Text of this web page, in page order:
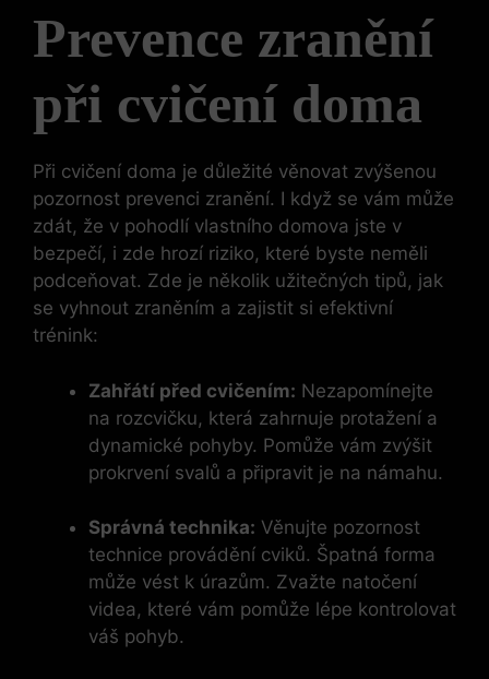
Prevence zranění
při cvičení doma
Při cvičení doma je důležité věnovat zvýšenou
pozornost prevenci zranění. I když se vám může
zdát, že v pohodlí vlastního domova jste v
bezpečí, i zde hrozí riziko, které byste neměli
podceňovat. Zde je několik užitečných tipů, jak
se vyhnout zraněním a zajistit si efektivní
trénink:
Zahřátí před cvičením: Nezapomínejte
na rozcvičku, která zahrnuje protažení a
dynamické pohyby. Pomůže vám zvýšit
prokrvení svalů a připravit je na námahu.
Správná technika: Věnujte pozornost
technice provádění cviků. Špatná forma
může vést k úrazům. Zvažte natočení
videa, které vám pomůže lépe kontrolovat
váš pohyb.